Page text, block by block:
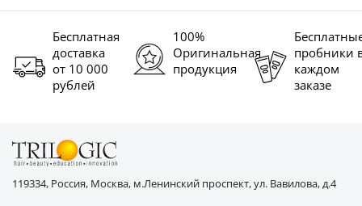
Бесплатная
доставка
от 10 000
рублей
100%
Оригинальная
продукция
пробники
каждом
заказе
119334, Россия, Москва, м.Ленинский проспект, ул. Вавилова, д.4